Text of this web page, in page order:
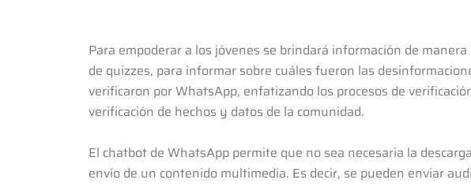
Para empoderar a los jóvenes se brindará información de
de quizzes, para informar sobre cuáles fueron las
verificaron por WhatsApp, enfatizando los procesos de
verificación de hechos y datos de la comunidad.
El chatbot de WhatsApp permite que no sea necesaria la
envío de un contenido multimedia. Es decir, se pueden enviar